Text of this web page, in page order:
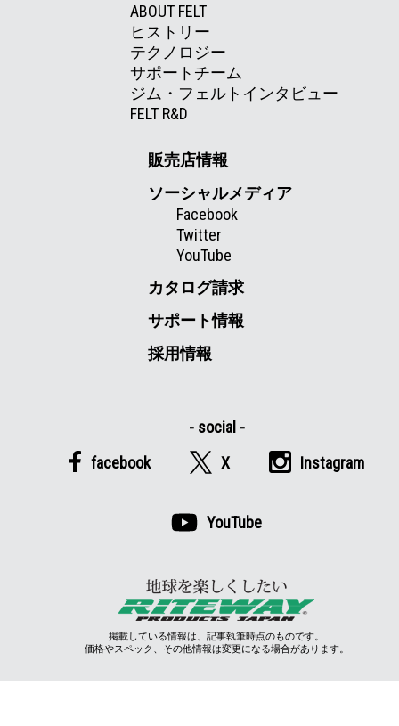
ABOUT FELT
ヒストリー
テクノロジー
サポートチーム
ジム・フェルトインタビュー
FELT R&D
販売店情報
ソーシャルメディア
Facebook
Twitter
YouTube
カタログ請求
サポート情報
採用情報
facebook X Instagram
YouTube
掲載している情報は、記事執筆時点のものです。
価格やスペック、その他情報は変更になる場合があります。